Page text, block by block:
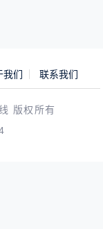
我们 联系我们
版权所有